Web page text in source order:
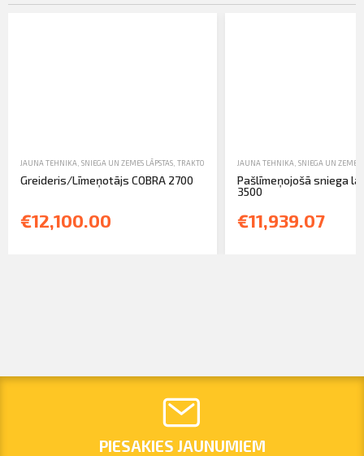
JAUNA TEHNIKA SNIEGA UN ZEMES LĀPSTAS TRAKTORTEHNIKAS UZKARES UN APRĪKOJUMS
Greideris/Līmeņotājs COBRA 2700
€12,100.00
JAUNA TEHNIKA SNIEGA UN ZEMES
Pašlīmeņojošā sniega
3500
€11,939.07
PIESAKIES JAUNUMIEM